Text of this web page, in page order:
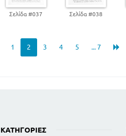
Σελίδα #037 Σελίδα #038
1 2 3 4 5 ... 7
ΚΑΤΗΓΟΡΊΕΣ